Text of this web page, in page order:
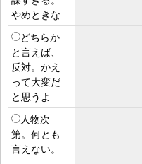
やめときな
どちらか
と言えば、
反対。かえ
って大変だ
と思うよ
人物次
第。何とも
言えない。